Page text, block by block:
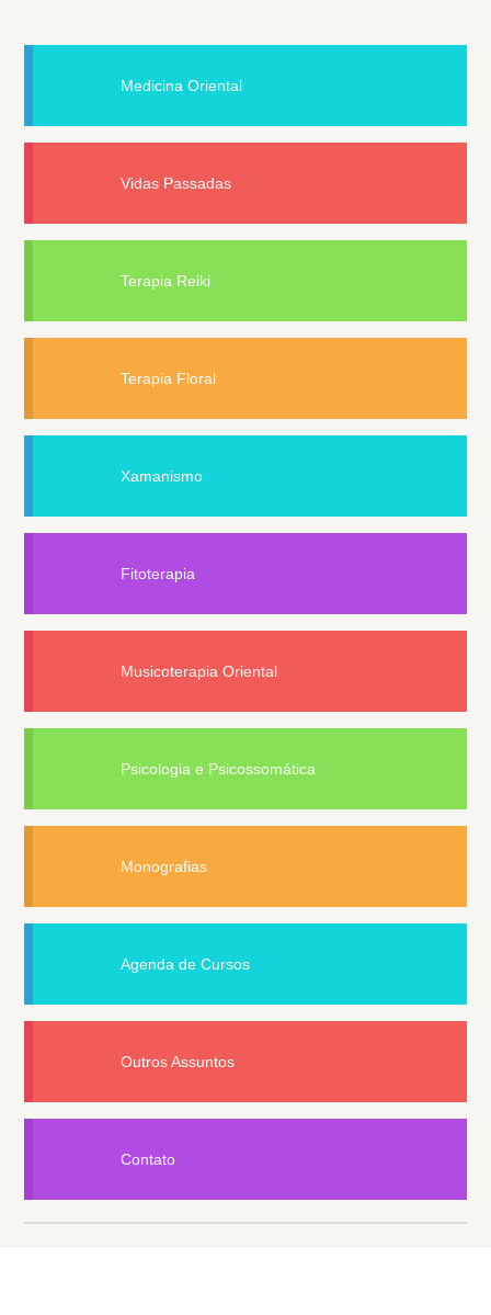
Medicina Oriental
Vidas Passadas
Terapia Reiki
Terapia Floral
Xamanismo
Fitoterapia
Musicoterapia Oriental
Psicologia e Psicossomática
Monografias
Agenda de Cursos
Outros Assuntos
Contato